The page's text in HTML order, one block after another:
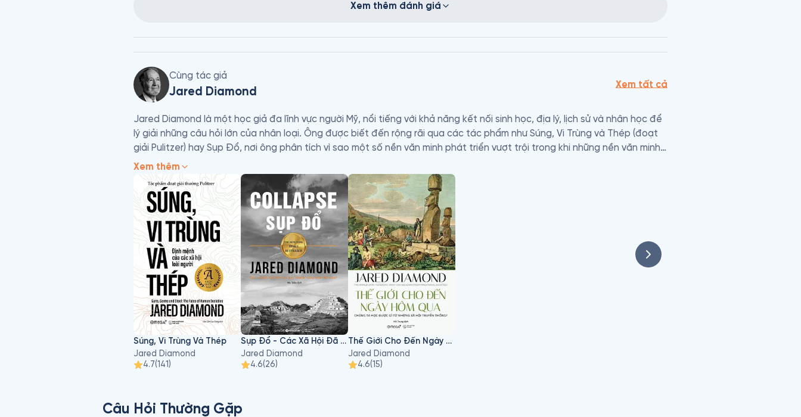
Xem thêm đánh giá
Cùng tác giả
Jared Diamond
Xem tất cả
Jared Diamond là một học giả đa lĩnh vực người Mỹ, nổi tiếng với khả năng kết nối sinh học, địa lý, lịch sử và nhân học để
lý giải những câu hỏi lớn của nhân loại. Ông được biết đến rộng rãi qua các tác phẩm như Súng, Vi Trùng và Thép (đoạt
giải Pulitzer) hay Sụp Đổ, nơi ông phân tích vì sao một số nền văn minh phát triển vượt trội trong khi những nền văn minh
khác suy tàn.
Với lối viết giàu dữ kiện nhưng vẫn cuốn hút, Jared Diamond biến những vấn đề học thuật phức tạp thành những câu
chuyện khiến người đọc phải nhìn lại lịch sử – và cả hiện tại – dưới một góc nhìn hoàn toàn khác.
Xem thêm
Súng, Vi Trùng Và Thép
Jared Diamond
4.7(141)
Sụp Đổ - Các Xã Hội Đã Thất Bại Hay Thành Công Như Thế Nào?
Jared Diamond
4.6(26)
Thế Giới Cho Đến Ngày Hôm Qua
Jared Diamond
4.6(15)
Câu Hỏi Thường Gặp